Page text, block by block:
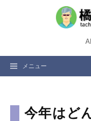
ツ
メニュー
今年はど